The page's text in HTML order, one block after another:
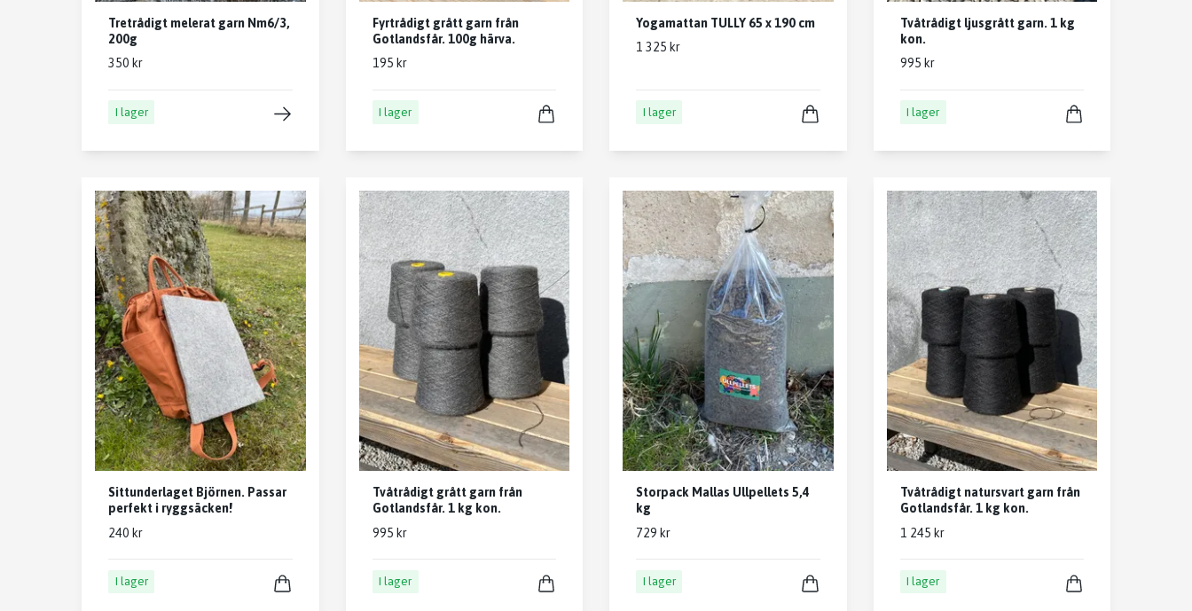
Tretrådigt melerat garn Nm6/3,
200g
350 kr
I lager
Fyrtrådigt grått garn från
Gotlandsfår. 100g härva.
195 kr
I lager
Yogamattan TULLY 65 x 190 cm
1 325 kr
I lager
Tvåtrådigt ljusgrått garn. 1 kg
kon.
995 kr
I lager
Sittunderlaget Björnen. Passar
perfekt i ryggsäcken!
240 kr
I lager
Tvåtrådigt grått garn från
Gotlandsfår. 1 kg kon.
995 kr
I lager
Storpack Mallas Ullpellets 5,4
kg
729 kr
I lager
Tvåtrådigt natursvart garn från
Gotlandsfår. 1 kg kon.
1 245 kr
I lager